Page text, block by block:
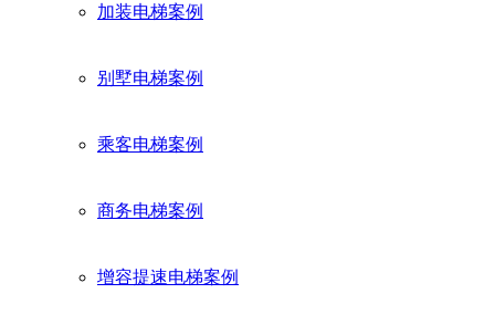
加装电梯案例
别墅电梯案例
乘客电梯案例
商务电梯案例
增容提速电梯案例